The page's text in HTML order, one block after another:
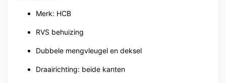
Merk: HCB
RVS behuizing
Dubbele mengvleugel en deksel
Draairichting: beide kanten